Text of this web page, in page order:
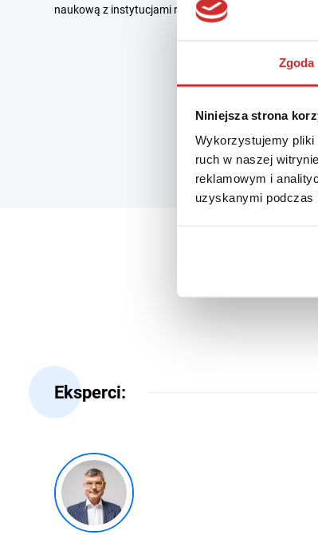
Zgoda
Niniejsza strona
Wykorzystujemy pliki
ruch w naszej
reklamowym i
uzyskanymi podczas
naukową z instytucjami rosyjskimi oraz o przyszłą
Eksperci: